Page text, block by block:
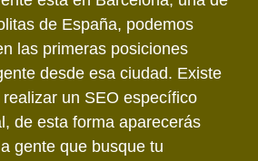
de España, podemos
las primeras posiciones
desde esa ciudad. Existe
realizar un SEO específico
de esta forma aparecerás
gente que busque tu